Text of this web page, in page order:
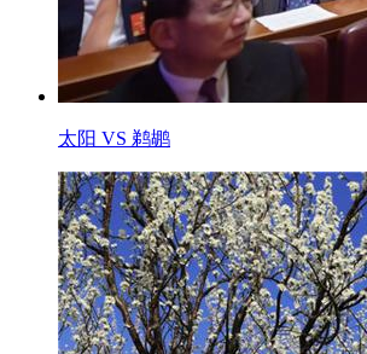
太阳 VS 鹈鹕